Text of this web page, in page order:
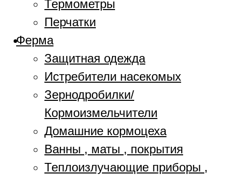
Термометры
Перчатки
Ферма
Защитная одежда
Истребители насекомых
Зернодробилки/
Кормоизмельчители
Домашние кормоцеха
Ванны , маты , покрытия
Теплоизлучающие приборы ,